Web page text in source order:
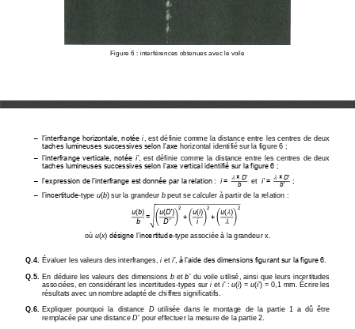
Figure 6 : interférences obtenues avec le voile
‒ l’interfrange horizontale, notée i , est définie comme la distance entre les centres de deux
taches lumineuses successives selon l’axe horizontal identifié sur la figure 6 ;
‒ l’interfrange verticale, notée i’,  est  définie  comme  la  distance  entre  les  centres  de  deux
taches lumineuses successives selon l’axe vertical identifié sur la figure 6 ;
‒ l’expression de l’interfrange est donnée par la relation : i =
 × D'
b
et i' =
 × D'
b'
;
‒ l’incertitude-type u(b) sur la grandeur b peut se calculer à partir de la relation :
u(b)
b
=√ (
u(D')
D'
)
2
+ (
u(i)
i )
2
+ (
u( )
 )
2
où u(x) désigne l’incertitude-type associée à la grandeur x.
Q. 4. Évaluer les valeurs des interfranges, i et i’, à l’aide des dimensions figurant sur la figure 6.
Q.5. En déduire les valeurs des dimensions b et b’ du voile utilisé, ainsi que leurs incertitudes
associées, en considérant les incertitudes-types sur i et i’ : u(i) = u(i’) = 0,1 mm. Écrire les
résultats avec un nombre adapté de chiffres significatifs.
Q.6. Expliquer  pourquoi  la  distance D utilisée  dans  le  montage  de  la  partie  1  a  dû  être
remplacée par une distance D’ pour effectuer la mesure de la partie 2.